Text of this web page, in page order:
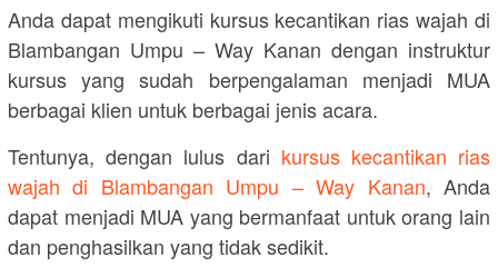
Anda dapat mengikuti kursus kecantikan rias wajah di
Blambangan Umpu – Way Kanan dengan instruktur
kursus yang sudah berpengalaman menjadi MUA
berbagai klien untuk berbagai jenis acara.
Tentunya, dengan lulus dari kursus kecantikan rias
wajah di Blambangan Umpu – Way Kanan, Anda
dapat menjadi MUA yang bermanfaat untuk orang lain
dan penghasilkan yang tidak sedikit.